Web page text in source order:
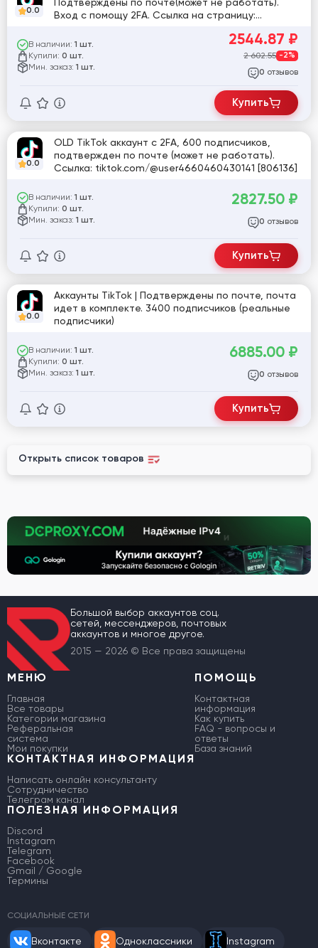
0.0
Вход с помощу 2FA. Ссылка на страницу:
В наличии: 1 шт.
Купили: 0 шт.
Мин. заказ: 1 шт.
2544.87 ₽
2 602.55 -2%
0 отзывов
Купить
0.0
OLD TikTok аккаунт с 2FA, 600 подписчиков,
подтвержден по почте (может не работать).
Ссылка: tiktok.com/@user4660460430141 [806136]
В наличии: 1 шт.
Купили: 0 шт.
Мин. заказ: 1 шт.
2827.50 ₽
0 отзывов
Купить
0.0
Аккаунты TikTok | Подтверждены по почте, почта
идет в комплекте. 3400 подписчиков (реальные
подписчики)
В наличии: 1 шт.
Купили: 0 шт.
Мин. заказ: 1 шт.
6885.00 ₽
0 отзывов
Купить
Открыть список товаров
Большой выбор аккаунтов соц.
сетей, мессенджеров, почтовых
аккаунтов и многое другое.
2015 — 2026 © Все права защищены
МЕНЮ
Главная
Все товары
Категории магазина
Реферальная
система
Мои покупки
ПОМОЩЬ
Контактная
информация
Как купить
FAQ - вопросы и
ответы
База знаний
КОНТАКТНАЯ ИНФОРМАЦИЯ
Написать онлайн консультанту
Сотрудничество
Телеграм канал
ПОЛЕЗНАЯ ИНФОРМАЦИЯ
Discord
Instagram
Telegram
Facebook
Gmail / Google
Термины
СОЦИАЛЬНЫЕ СЕТИ
Вконтакте Одноклассники Instagram